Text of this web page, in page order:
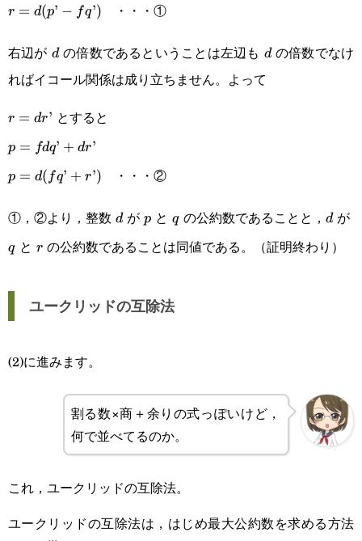
fdq’
r=d(p’-
r = d(p’ − fq’) ・・・①
右辺が d
dの倍数であるということは左辺も d
dの倍数でなけ
ればイコール関係は成り立ちません。よって
r=dr’
r = dr’ とすると
p=fdq’+dr’
p = fdq’ + dr’
p=d(fq’+r’)
p = d( fq’ + r’) ・・・②
①，②より，整数d
dがp
p とq
qの公約数であることと， d
dが
qと r
r の公約数であることは同値である。（証明終わり）
ユークリッドの互除法
(2)に進みます。
割る数×商＋余りの式っぽいけど，
何で並べてるのか。
これ，ユークリッドの互除法。
ユークリッドの互除法は，はじめ最大公約数を求める方法